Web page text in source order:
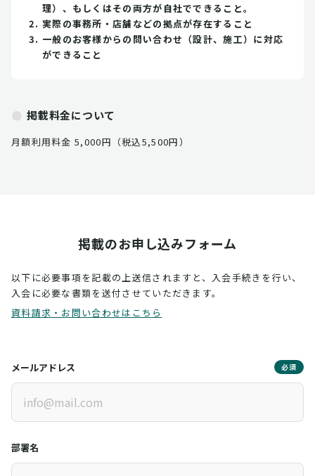
理）、もしくはその両方が自社でできること。
実際の事務所・店舗などの拠点が存在すること
一般のお客様からの問い合わせ（設計、施工）に対応
ができること
掲載料金について
月額利用料金 5,000円（税込5,500円）
掲載のお申し込みフォーム
以下に必要事項を記載の上送信されますと、入会手続きを行い、
入会に必要な書類を送付させていただきます。
資料請求・お問い合わせはこちら
メールアドレス 必須
部署名